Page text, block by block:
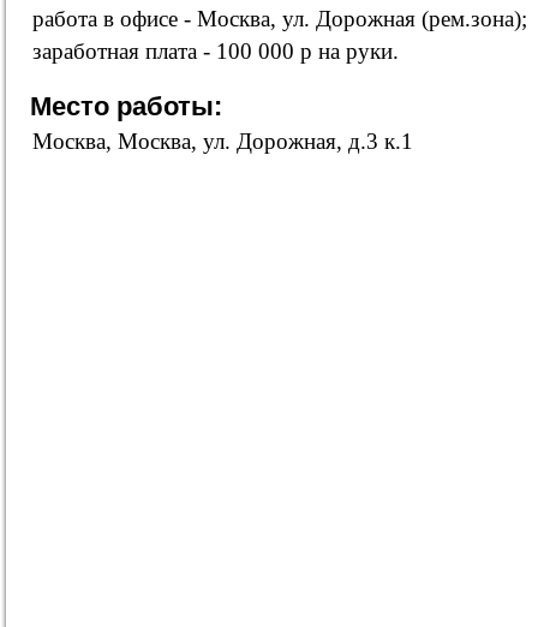
работа в офисе - Москва, ул. Дорожная (рем.зона);
заработная плата - 100 000 р на руки.
Место работы:
Москва, Москва, ул. Дорожная, д.3 к.1